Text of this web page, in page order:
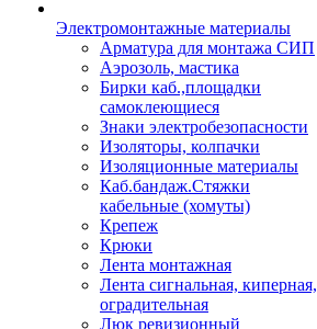
Электромонтажные материалы
Арматура для монтажа СИП
Аэрозоль, мастика
Бирки каб.,площадки
самоклеющиеся
Знаки электробезопасности
Изоляторы, колпачки
Изоляционные материалы
Каб.бандаж.Стяжки
кабельные (хомуты)
Крепеж
Крюки
Лента монтажная
Лента сигнальная, киперная,
оградительная
Люк ревизионный